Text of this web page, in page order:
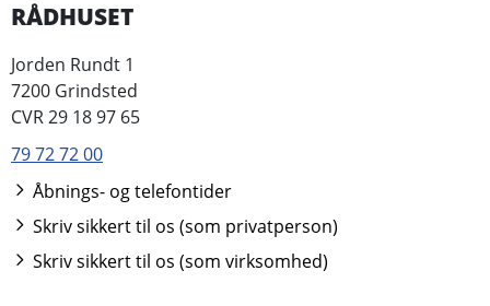
RÅDHUSET
Jorden Rundt 1
7200 Grindsted
CVR 29 18 97 65
79 72 72 00
Åbnings- og telefontider
Skriv sikkert til os (som privatperson)
Skriv sikkert til os (som virksomhed)